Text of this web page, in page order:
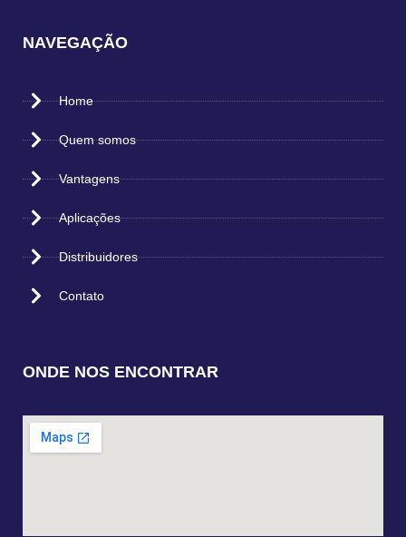
NAVEGAÇÃO
Home
Quem somos
Vantagens
Aplicações
Distribuidores
Contato
ONDE NOS ENCONTRAR